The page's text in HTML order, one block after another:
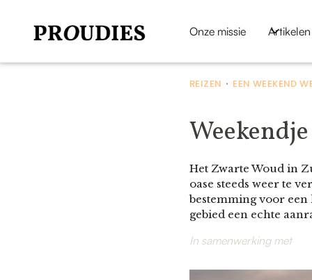
Onze missie Artikelen
REIZEN • EEN WEEKEND
Het Zwarte Woud in
oase steeds weer te
bestemming voor
gebied een echte
In samenwerking met